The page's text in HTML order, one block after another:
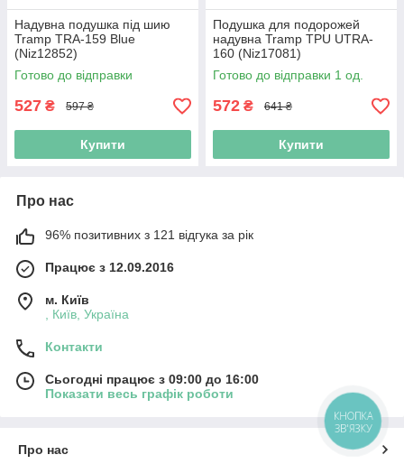
Надувна подушка під шию
Tramp TRA-159 Blue
(Niz12852)
Готово до відправки
527 ₴ 597 ₴
Купити
Подушка для подорожей
надувна Tramp TPU UTRA-
160 (Niz17081)
Готово до відправки 1 од.
572 ₴ 641 ₴
Купити
Про нас
96% позитивних з 121 відгука за рік
Працює з 12.09.2016
м. Київ
, Київ, Україна
Контакти
Сьогодні працює з 09:00 до 16:00
Показати весь графік роботи
Про нас
КНОПКА
ЗВ'ЯЗКУ